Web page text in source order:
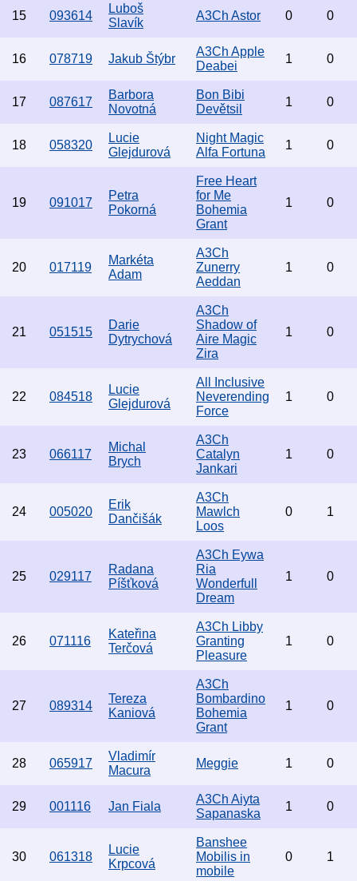
15 093614
Luboš
Slavík
A3Ch Astor 0 0
16 078719 Jakub Štýbr
A3Ch Apple
Deabei
1 0
17 087617
Barbora
Novotná
Bon Bibi
Devětsil
1 0
18 058320
Lucie
Glejdurová
Night Magic
Alfa Fortuna
1 0
19 091017
Petra
Pokorná
Free Heart
for Me
Bohemia
Grant
1 0
20 017119
Markéta
Adam
A3Ch
Zunerry
Aeddan
1 0
21 051515
Darie
Dytrychová
A3Ch
Shadow of
Aire Magic
Zira
1 0
22 084518
Lucie
Glejdurová
All Inclusive
Neverending
Force
1 0
23 066117
Michal
Brych
A3Ch
Catalyn
Jankari
1 0
24 005020
Erik
Dančišák
A3Ch
Mawlch
Loos
0 1
25 029117
Radana
Píšťková
A3Ch Eywa
Ria
Wonderfull
Dream
1 0
26 071116
Kateřina
Terčová
A3Ch Libby
Granting
Pleasure
1 0
27 089314
Tereza
Kaniová
A3Ch
Bombardino
Bohemia
Grant
1 0
28 065917
Vladimír
Macura
Meggie 1 0
29 001116 Jan Fiala
A3Ch Aiyta
Sapanaska
1 0
30 061318
Lucie
Krpcová
Banshee
Mobilis in
mobile
0 1